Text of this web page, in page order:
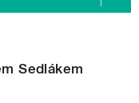
Sedlákem